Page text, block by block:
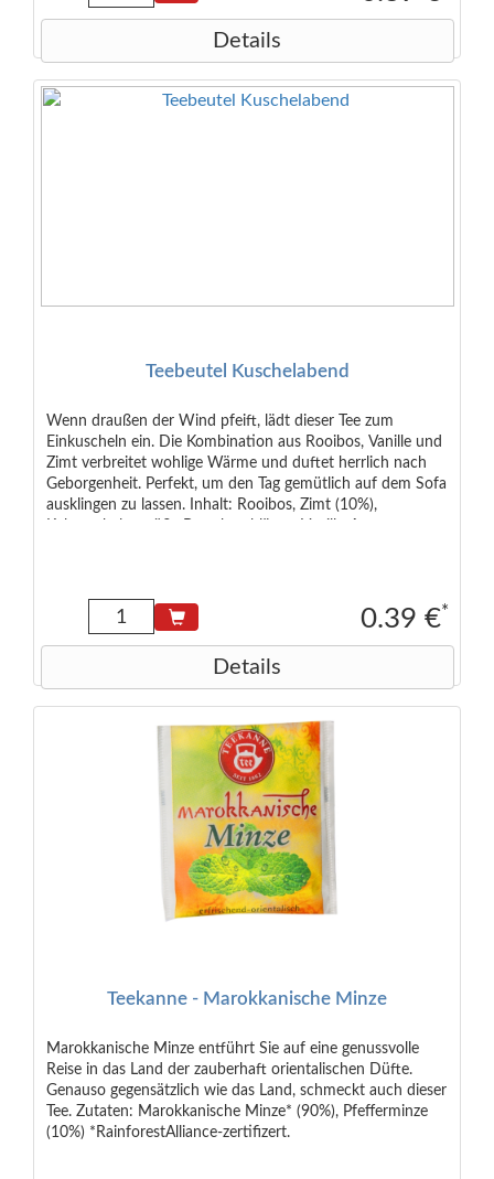
Details
Teebeutel Kuschelabend
Wenn draußen der Wind pfeift, lädt dieser Tee zum
Einkuscheln ein. Die Kombination aus Rooibos, Vanille und
Zimt verbreitet wohlige Wärme und duftet herrlich nach
Geborgenheit. Perfekt, um den Tag gemütlich auf dem Sofa
ausklingen zu lassen. Inhalt: Rooibos, Zimt (10%),
0.39 €*
Details
Teekanne - Marokkanische Minze
Marokkanische Minze entführt Sie auf eine genussvolle
Reise in das Land der zauberhaft orientalischen Düfte.
Genauso gegensätzlich wie das Land, schmeckt auch dieser
Tee. Zutaten: Marokkanische Minze* (90%), Pfefferminze
(10%) *RainforestAlliance-zertifizert.